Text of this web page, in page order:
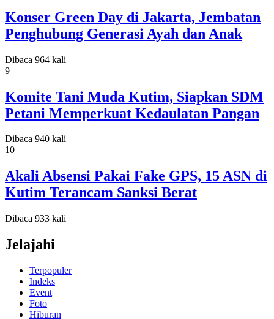
Konser Green Day di Jakarta, Jembatan
Penghubung Generasi Ayah dan Anak
Dibaca 964 kali
9
Komite Tani Muda Kutim, Siapkan SDM
Petani Memperkuat Kedaulatan Pangan
Dibaca 940 kali
10
Akali Absensi Pakai Fake GPS, 15 ASN di
Kutim Terancam Sanksi Berat
Dibaca 933 kali
Jelajahi
Terpopuler
Indeks
Event
Foto
Hiburan